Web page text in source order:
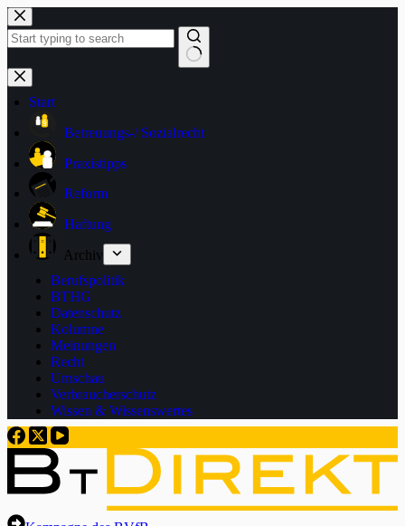
Zum
Inhalt
springen
Keine
Ergebnisse
Start
Betreuungs-/ Sozialrecht
Praxistipps
Reform
Haftung
Archiv
Berufspolitik
BTHG
Datenschutz
Kolumne
Meinungen
Recht
Umschau
Verbraucherschutz
Wissen & Wissenswertes